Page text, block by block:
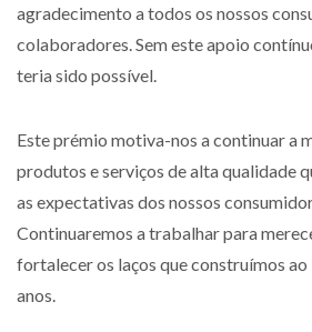
agradecimento a todos os nossos
colaboradores. Sem este apoio
teria sido possível.
Este prémio motiva-nos a continuar a
produtos e serviços de alta qualidade
as expectativas dos nossos
Continuaremos a trabalhar para
fortalecer os laços que construímos ao
anos.